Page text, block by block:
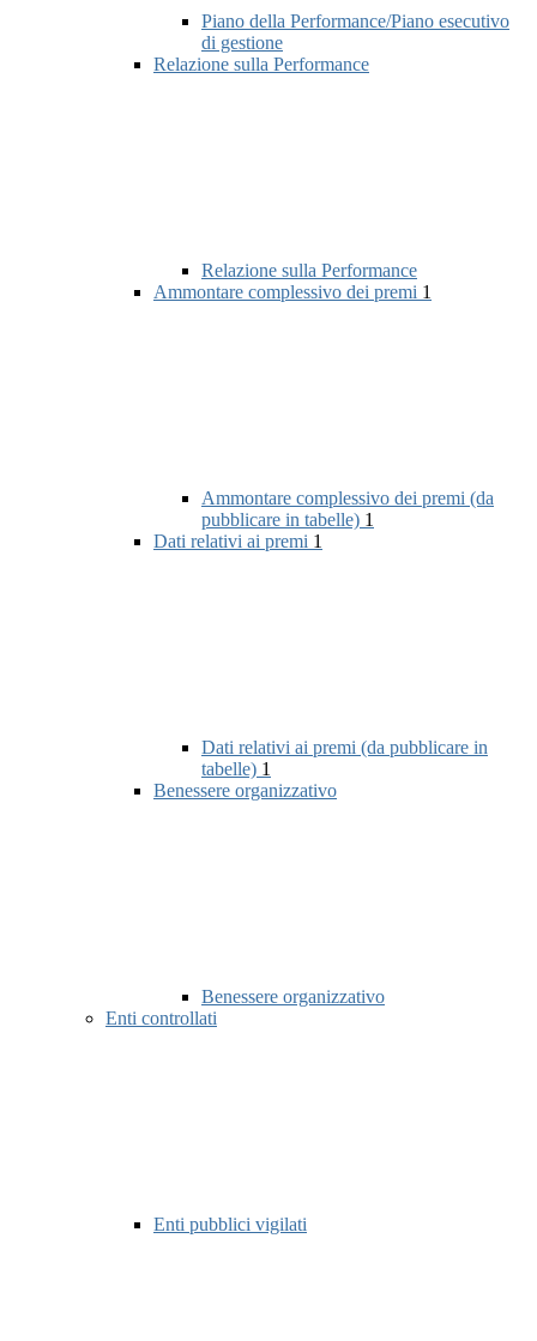
Piano della Performance/Piano esecutivo
di gestione
Relazione sulla Performance
Relazione sulla Performance
Ammontare complessivo dei premi 1
Ammontare complessivo dei premi (da
pubblicare in tabelle) 1
Dati relativi ai premi 1
Dati relativi ai premi (da pubblicare in
tabelle) 1
Benessere organizzativo
Benessere organizzativo
Enti controllati
Enti pubblici vigilati